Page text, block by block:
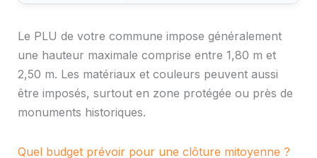
Le PLU de votre commune impose généralement
une hauteur maximale comprise entre 1,80 m et
2,50 m. Les matériaux et couleurs peuvent aussi
être imposés, surtout en zone protégée ou près de
monuments historiques.
Quel budget prévoir pour une clôture mitoyenne ?